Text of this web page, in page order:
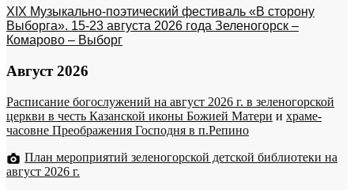
XIX Музыкально-поэтический фестиваль «В сторону
Выборга». 15-23 августа 2026 года Зеленогорск –
Комарово – Выборг
Август 2026
Расписание богослужений на август 2026 г. в зеленогорской
церкви в честь Казанской иконы Божией Матери и храме-
часовне Преображения Господня в п.Репино
План мероприятий зеленогорской детской библиотеки на
август 2026 г.